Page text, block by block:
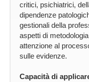
critici, psichiatrici,
dipendenze
gestionali della
aspetti di
attenzione al
sulle evidenze.
Capacità di